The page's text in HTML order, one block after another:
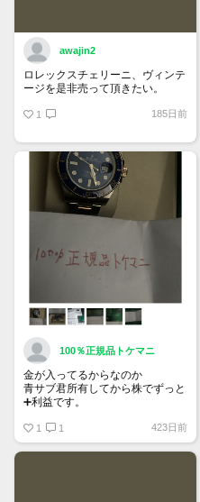
awajin2
ロレックスチェリーニ、ヴィンテ
ージを是非売って頂きたい。
1 185日前
100％正規品トケマニ
金が入ってるからなのか
青サブ君所有してから株でずっと
➕利益です。
銘柄番号7932 ニッピ
1 1 423日前